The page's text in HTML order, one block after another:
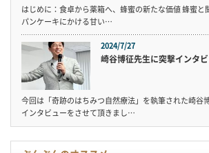
はじめに：食卓から薬箱へ、蜂蜜の新たな価値 蜂蜜と
パンケーキにかける甘い…
2024/7/27
崎谷博征先生に突撃インタ
今回は「奇跡のはちみつ自然療法」を執筆された崎谷
インタビューをさせて頂きまし…